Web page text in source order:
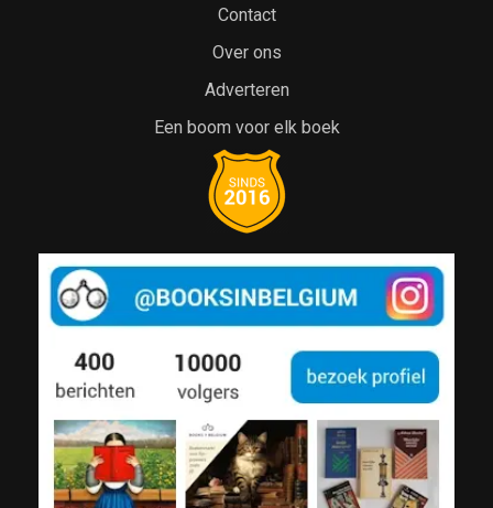
Contact
Over ons
Adverteren
Een boom voor elk boek